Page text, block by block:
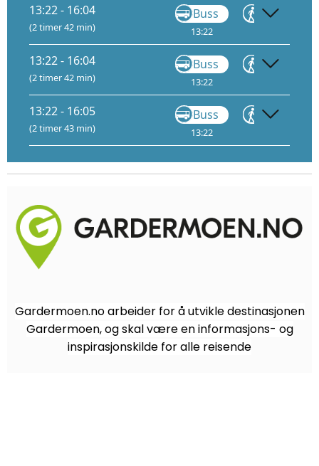
13:22 - 16:04
(2 timer 42 min)
Buss
13:22
Gå
13:22 - 16:04
(2 timer 42 min)
Buss
13:22
Gå
13:22 - 16:05
(2 timer 43 min)
Buss
13:22
Gå
Gardermoen.no arbeider for å utvikle destinasjonen
Gardermoen, og skal være en informasjons- og
inspirasjonskilde for alle reisende